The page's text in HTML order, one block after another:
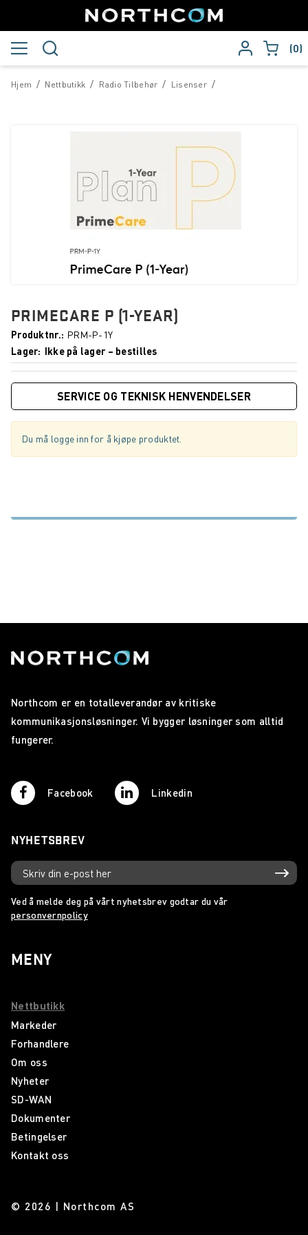
0
/
Hjem /
Nettbutikk /
Radio Tilbehør /
Lisenser
PRIMECARE P (1-YEAR)
Produktnr.
PRM-P-1Y
Lager
Ikke på lager – bestilles
SERVICE OG TEKNISK HENVENDELSER
Du må logge inn for å kjøpe produktet.
Northcom er en totalleverandør av kritiske
kommunikasjonsløsninger. Vi bygger løsninger som alltid
fungerer.
Facebook Linkedin
NYHETSBREV
Ved å melde deg på vårt nyhetsbrev godtar du vår
personvernpolicy
MENY
Nettbutikk
Markeder
Forhandlere
Om oss
Nyheter
SD-WAN
Dokumenter
Betingelser
Kontakt oss
© 2026 | Northcom AS